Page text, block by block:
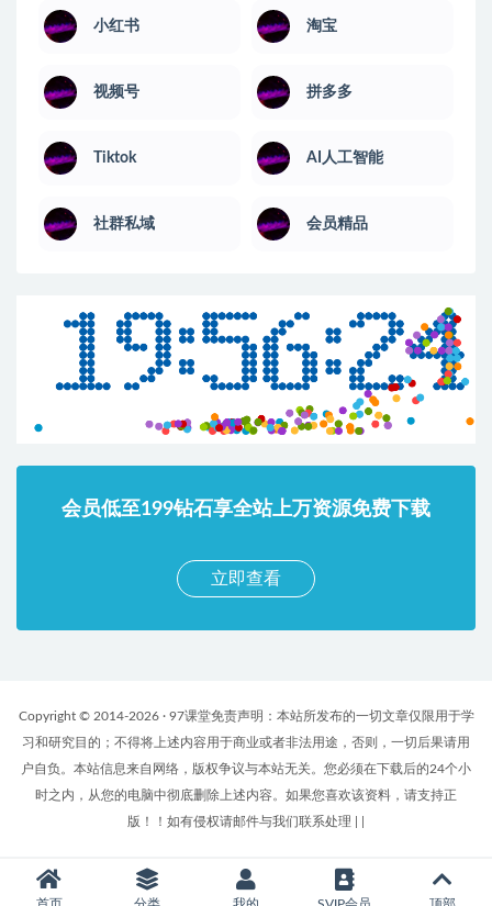
小红书 淘宝
视频号 拼多多
Tiktok AI人工智能
社群私域 会员精品
会员低至199钻石享全站上万资源免费下载
立即查看
Copyright © 2014-2026 · 97课堂免责声明：本站所发布的一切文章仅限用于学
习和研究目的；不得将上述内容用于商业或者非法用途，否则，一切后果请用
户自负。本站信息来自网络，版权争议与本站无关。您必须在下载后的24个小
时之内，从您的电脑中彻底删除上述内容。如果您喜欢该资料，请支持正
版！！如有侵权请邮件与我们联系处理